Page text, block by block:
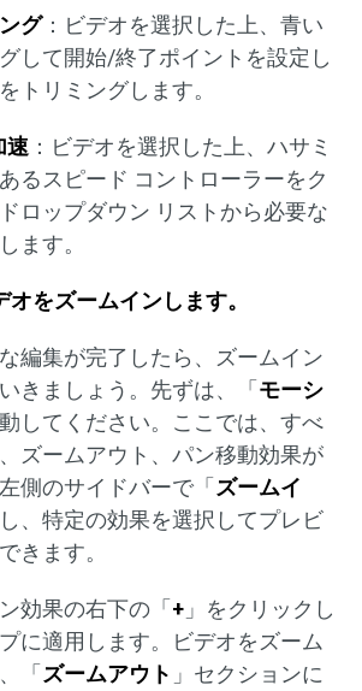
グ：ビデオを選択した上、青い
して開始/終了ポイントを設定し
トリミングします。
速 ：ビデオを選択した上、ハサミ
るスピード コントローラーをク
ロップダウン リストから必要な
ます。
をズームインします。
編集が完了したら、ズームイン
きましょう。先ずは、「モーシ
してください。ここでは、すべ
ズームアウト、パン移動効果が
側のサイドバーで「ズームイ
、特定の効果を選択してプレビ
きます。
効果の右下の「+ 」をクリックし
に適用します。ビデオをズーム
「ズームアウト 」セクションに